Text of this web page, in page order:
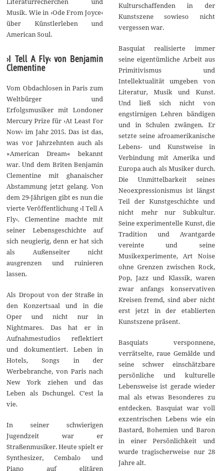
Musik. Wie in ›Ode From Joyce‹
über Künstlerleben und
American Soul.
›I Tell A Fly‹ von Benjamin
Clementine
Vom Obdachlosen in Paris zum
Weltbürger und
Erfolgsmusiker mit Londoner
Mercury Prize für ›At Least For
Now‹ im Jahr 2015. Das ist das,
was vor Jahrzehnten auch als
»American Dream« bekannt
war. Und dem Briten Benjamin
Clementine mit ghanaischer
Abstammung jetzt gelang. Von
dem 29-Jährigen gibt es nun die
vierte Veröffentlichung ›I Tell A
Fly‹. Clementine machte mit
seiner Lebensgeschichte auf
sich neugierig, denn er hat sich
als Außenseiter nicht
ausgrenzen und ruinieren
lassen.
Als Dropout von der Straße in
den Konzertsaal und in die
Oper und nicht nur in
Nightmares. Das hat er in
Aufnahmestudios reflektiert
und dokumentiert. Leben in
Hotels, Songs in der
Werbebranche, von Paris nach
New York ziehen und das
Leben als Dschungel. C’est la
vie.
In seiner schwierigen
Jugendzeit war er
Straßenmusiker. Heute spielt er
Synthesizer, Cembalo und
Piano auf elitären
Kulturschaffenden in der
Kunstszene sowieso nicht
vergessen war.
Basquiat realisierte immer
seine eigentümliche Arbeit aus
Primitivismus und
Intellektualität umgeben von
Literatur, Musik und Kunst.
Und ließ sich nicht von
engstirnigen Lehren bändigen
und in Schulen zwängen. Er
setzte seine afroamerikanische
Lebens- und Kunstweise in
Verbindung mit Amerika und
Europa auch als Musiker durch.
Die Unmittelbarkeit seines
Neoexpressionismus ist längst
Teil der Kunstgeschichte und
nicht mehr nur Subkultur.
Seine experimentelle Kunst, die
Tradition und Avantgarde
vereinte und seine
Musikexperimente, Art Noise
ohne Grenzen zwischen Rock,
Pop, Jazz und Klassik, waren
zwar anfangs konservativen
Kreisen fremd, sind aber nicht
erst jetzt in der etablierten
Kunstszene präsent.
Basquiats versponnene,
verrätselte, raue Gemälde und
seine schwer einschätzbare
persönliche und kulturelle
Lebensweise ist gerade wieder
mal als etwas Besonderes zu
entdecken. Basquiat war voll
exzentrischen Lebens wie ein
Bastard, Bohemien und Baron
in einer Persönlichkeit und
wurde tragischerweise nur 28
Jahre alt.